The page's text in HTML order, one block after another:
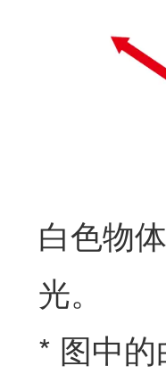
白色物
光。
* 图中